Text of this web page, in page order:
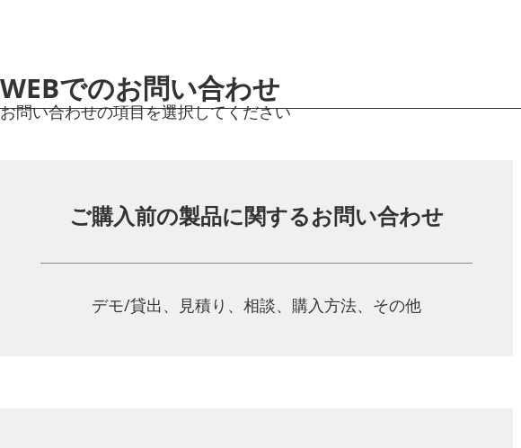
WEBでのお問い合わせ
お問い合わせの項目を選択してください
ご購入前の製品に関するお問い合わせ
デモ/貸出、見積り、相談、 購入方法、その他